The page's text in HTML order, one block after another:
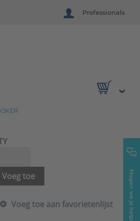
Professionals
Mogen we je helpen?
Voeg toe
Voeg toe aan favorietenlijst